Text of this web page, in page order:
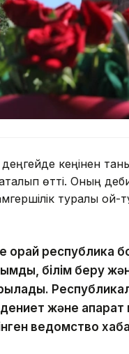
деңгейде кеңінен
өтті. Оның
туралы
орай республика
білім беру
және ақпарат
ведомство